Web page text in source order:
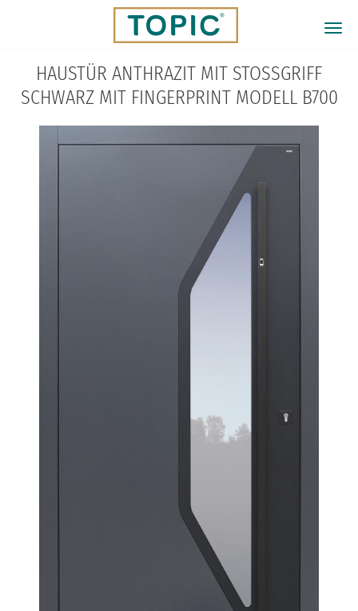
HAUSTÜR ANTHRAZIT MIT STOSSGRIFF S
CHWARZ MIT FINGERPRINT MODELL B700